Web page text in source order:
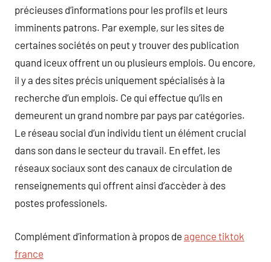
précieuses d’informations pour les profils et leurs
imminents patrons. Par exemple, sur les sites de
certaines sociétés on peut y trouver des publication
quand iceux offrent un ou plusieurs emplois. Ou encore,
il y a des sites précis uniquement spécialisés à la
recherche d’un emplois. Ce qui effectue qu’ils en
demeurent un grand nombre par pays par catégories.
Le réseau social d’un individu tient un élément crucial
dans son dans le secteur du travail. En effet, les
réseaux sociaux sont des canaux de circulation de
renseignements qui offrent ainsi d’accèder à des
postes professionels.
Complément d’information à propos de agence tiktok
france